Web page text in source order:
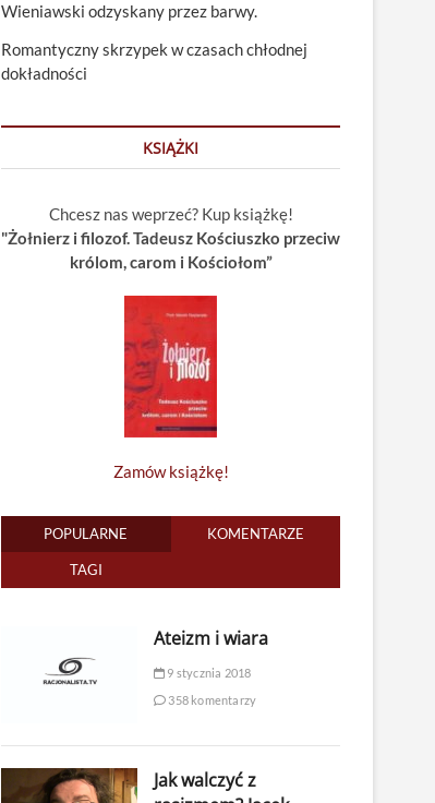
Wieniawski odzyskany przez barwy.
Romantyczny skrzypek w czasach chłodnej
dokładności
KSIĄŻKI
Chcesz nas weprzeć? Kup książkę!
"Żołnierz i filozof. Tadeusz Kościuszko przeciw
królom, carom i Kościołom”
Zamów książkę!
POPULARNE KOMENTARZE
TAGI
Ateizm i wiara
9 stycznia 2018
358 komentarzy
Jak walczyć z